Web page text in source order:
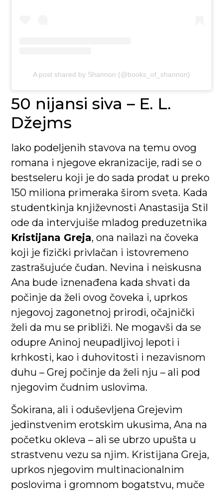
A post shared by Shannon (@books_of_shannon)
50 nijansi siva – E. L.
Džejms
Iako podeljenih stavova na temu ovog
romana i njegove ekranizacije, radi se o
bestseleru koji je do sada prodat u preko
150 miliona primeraka širom sveta. Kada
studentkinja književnosti Anastasija Stil
ode da intervjuiše mladog preduzetnika
Kristijana Greja, ona nailazi na čoveka
koji je fizički privlačan i istovremeno
zastrašujuće čudan. Nevina i neiskusna
Ana bude iznenađena kada shvati da
počinje da želi ovog čoveka i, uprkos
njegovoj zagonetnoj prirodi, očajnički
želi da mu se približi. Ne mogavši da se
odupre Aninoj neupadljivoj lepoti i
krhkosti, kao i duhovitosti i nezavisnom
duhu – Grej počinje da želi nju – ali pod
njegovim čudnim uslovima.
Šokirana, ali i oduševljena Grejevim
jedinstvenim erotskim ukusima, Ana na
početku okleva – ali se ubrzo upušta u
strastvenu vezu sa njim. Kristijana Greja,
uprkos njegovim multinacionalnim
poslovima i gromnom bogatstvu, muče